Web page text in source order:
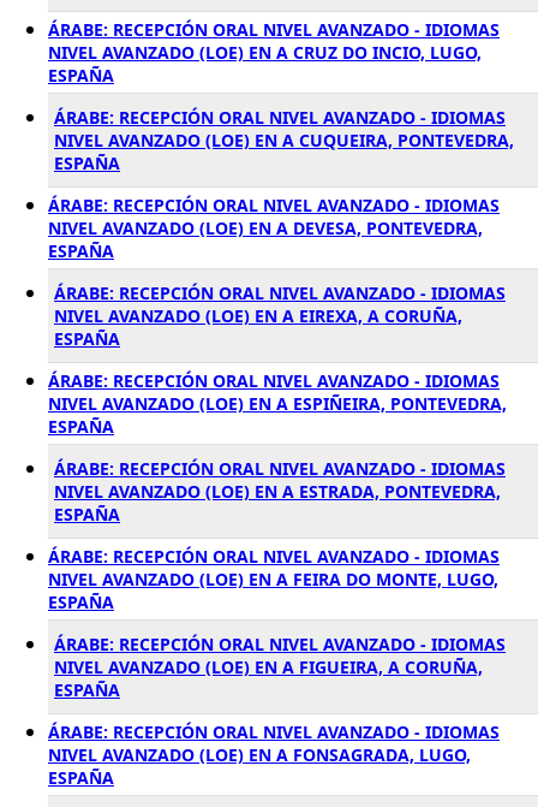
ÁRABE: RECEPCIÓN ORAL NIVEL AVANZADO - IDIOMAS
NIVEL AVANZADO (LOE) EN A CRUZ DO INCIO, LUGO,
ESPAÑA
ÁRABE: RECEPCIÓN ORAL NIVEL AVANZADO - IDIOMAS
NIVEL AVANZADO (LOE) EN A CUQUEIRA, PONTEVEDRA,
ESPAÑA
ÁRABE: RECEPCIÓN ORAL NIVEL AVANZADO - IDIOMAS
NIVEL AVANZADO (LOE) EN A DEVESA, PONTEVEDRA,
ESPAÑA
ÁRABE: RECEPCIÓN ORAL NIVEL AVANZADO - IDIOMAS
NIVEL AVANZADO (LOE) EN A EIREXA, A CORUÑA,
ESPAÑA
ÁRABE: RECEPCIÓN ORAL NIVEL AVANZADO - IDIOMAS
NIVEL AVANZADO (LOE) EN A ESPIÑEIRA, PONTEVEDRA,
ESPAÑA
ÁRABE: RECEPCIÓN ORAL NIVEL AVANZADO - IDIOMAS
NIVEL AVANZADO (LOE) EN A ESTRADA, PONTEVEDRA,
ESPAÑA
ÁRABE: RECEPCIÓN ORAL NIVEL AVANZADO - IDIOMAS
NIVEL AVANZADO (LOE) EN A FEIRA DO MONTE, LUGO,
ESPAÑA
ÁRABE: RECEPCIÓN ORAL NIVEL AVANZADO - IDIOMAS
NIVEL AVANZADO (LOE) EN A FIGUEIRA, A CORUÑA,
ESPAÑA
ÁRABE: RECEPCIÓN ORAL NIVEL AVANZADO - IDIOMAS
NIVEL AVANZADO (LOE) EN A FONSAGRADA, LUGO,
ESPAÑA